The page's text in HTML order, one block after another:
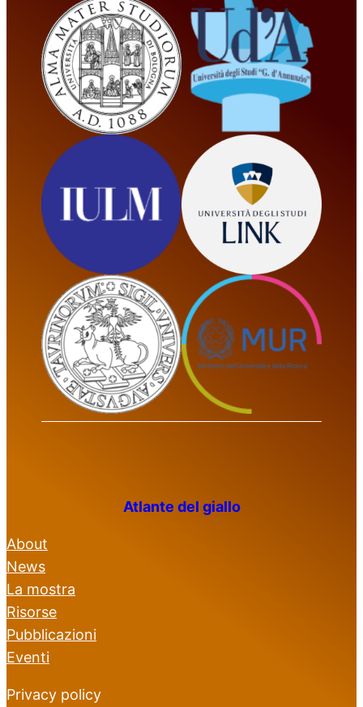
Atlante del giallo
About
News
La mostra
Risorse
Pubblicazioni
Eventi
Privacy policy